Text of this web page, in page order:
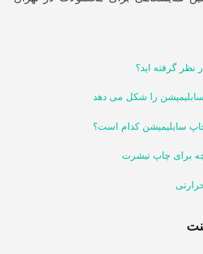
نظر گرفته اید؟
سابلیمیشن کدام است؟
برای چاپ تیشرت